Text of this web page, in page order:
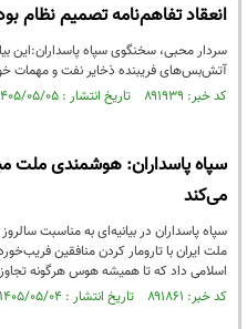
انعقاد تفاهم‌نامه تصمیم نظام
سردار محبی، سخنگوی سپاه پاسداران:این
آتش‌بس‌های فریبنده ذخایر نفت و مهمات
کد خبر: ۸۹۱۹۳۹ تاریخ انتشار : ۱۴۰۵/۰۵/۰۵
سپاه پاسداران: هوشمندی ملت
می‌کند
ملت ایران با تارومار کردن منافقین
اسلامی داد که تا همیشه هوس هرگونه تجاوز
کد خبر: ۸۹۱۸۶۱ تاریخ انتشار : ۱۴۰۵/۰۵/۰۴